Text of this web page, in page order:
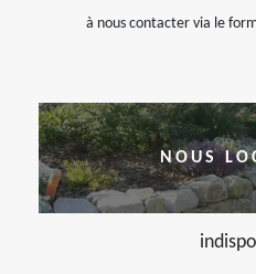
à nous contacter via le
NOUS